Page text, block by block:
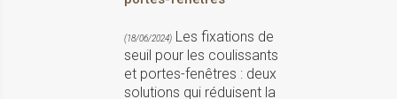
(18/06/2024) Les fixations de
seuil pour les coulissants
et portes-fenêtres : deux
solutions qui réduisent la